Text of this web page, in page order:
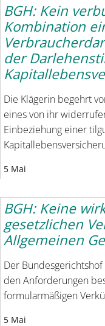
BGH: Kein
Kombination
der
Die Klägerin begehrt
eines von ihr
Einbeziehung einer
5 Mai
BGH: Keine
gesetzlichen
Allgemeinen
Der
den Anforderungen
formularmäßigen
5 Mai